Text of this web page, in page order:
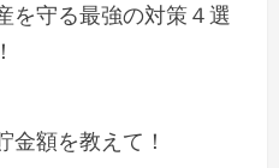
を守る最強の対策４選
金額を教えて！